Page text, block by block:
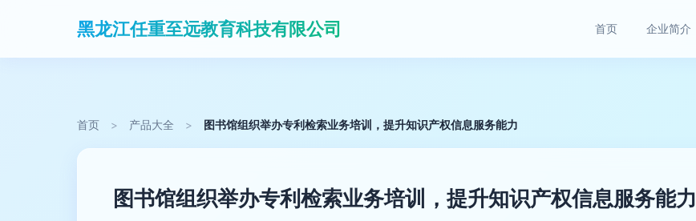
黑龙江任重至远教育科技有限公司 首页 企业简介
首页 > 产品大全 > 图书馆组织举办专利检索业务培训，提升知识产权信息服务能力
图书馆组织举办专利检索业务培训，提升知识产权信息服务能力